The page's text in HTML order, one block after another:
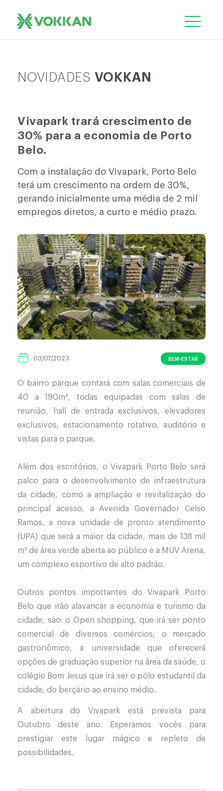
NOVIDADES VOKKAN
Vivapark trará crescimento de
30% para a economia de Porto
Belo.
Com a instalação do Vivapark, Porto Belo
terá um crescimento na ordem de 30%,
gerando inicialmente uma média de 2 mil
empregos diretos, a curto e médio prazo.
03/07/2023 BEM-ESTAR
O bairro parque contará com salas comerciais de
40 a 190m², todas equipadas com salas de
reunião, hall de entrada exclusivos, elevadores
exclusivos, estacionamento rotativo, auditório e
vistas para o parque.
Além dos escritórios, o Vivapark Porto Belo será
palco para o desenvolvimento de infraestrutura
da cidade, como a ampliação e revitalização do
principal acesso, a Avenida Governador Celso
Ramos, a nova unidade de pronto atendimento
(UPA) que será a maior da cidade, mais de 138 mil
m² de área verde aberta ao público e a MUV Arena,
um complexo esportivo de alto padrão.
Outros pontos importantes do Vivapark Porto
Belo que irão alavancar a economia e turismo da
cidade, são: o Open shopping, que irá ser ponto
comercial de diversos comércios, o mercado
gastronômico, a universidade que oferecerá
opções de graduação superior na área da saúde, o
colégio Bom Jesus que irá ser o pólo estudantil da
cidade, do berçário ao ensino médio.
A abertura do Vivapark está prevista para
Outubro deste ano. Esperamos vocês para
prestigiar este lugar mágico e repleto de
possibilidades.